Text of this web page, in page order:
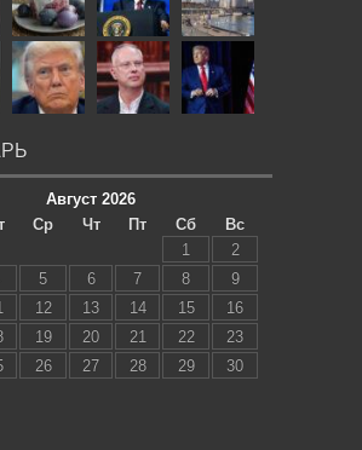
Август 2026
Ср Чт Пт Сб
Вс
1
2
5 6 7 8
9
12 13 14 15
16
19 20 21 22
23
26 27 28 29
30